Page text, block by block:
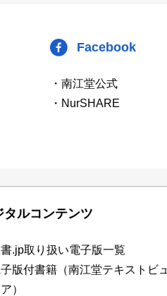
Facebook
・南江堂公式
・NurSHARE
タルコンテンツ
.jp取り扱い電子版一覧
版付書籍（南江堂テキストビュ
）